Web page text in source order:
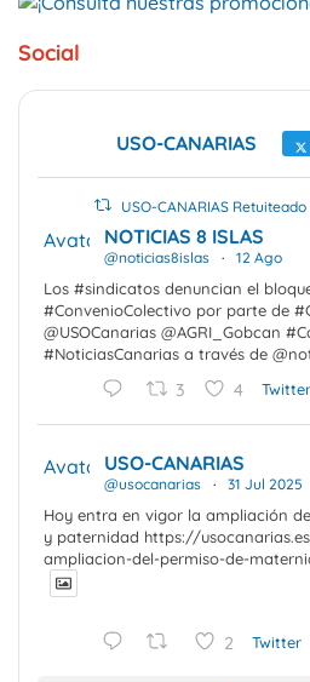
Social
USO-CANARIAS
USO-CANARIAS Retuiteado
Avatar NOTICIAS 8 ISLAS
@noticias8islas · 12 Ago
Los #sindicatos denuncian el
#ConvenioColectivo por parte de
@USOCanarias @AGRI_Gobcan
#NoticiasCanarias a través de
3 4 Twitter
Avatar USO-CANARIAS
@usocanarias · 31 Jul 2025
Hoy entra en vigor la ampliación
y paternidad https://
ampliacion-del-permiso-de-
2 Twitter